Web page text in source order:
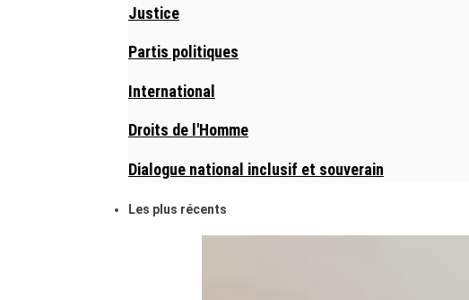
Justice
Partis politiques
International
Droits de l'Homme
Dialogue national inclusif et souverain
Les plus récents